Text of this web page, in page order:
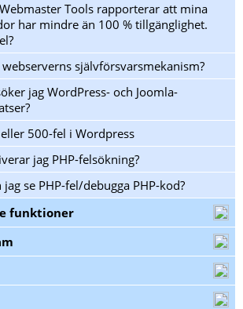
Tools rapporterar att mina
har mindre än 100 % tillgänglighet.
självförsvarsmekanism?
jag WordPress- och Joomla-
500-fel i Wordpress
jag PHP-felsökning?
jag se PHP-fel/debugga PHP-kod?
funktioner